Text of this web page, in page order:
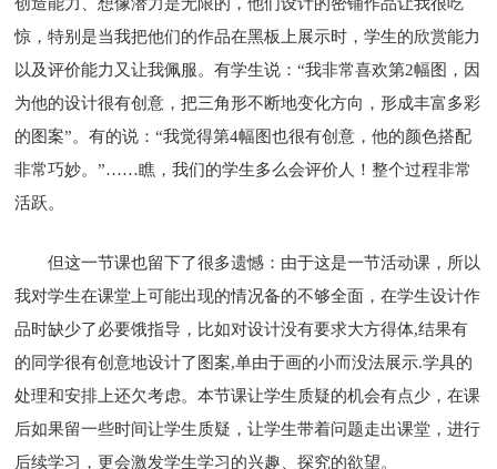
惊，特别是当我把他们的作品在黑板上展示时，学生的欣赏能力
以及评价能力又让我佩服。有学生说：“我非常喜欢第2幅图，因
为他的设计很有创意，把三角形不断地变化方向，形成丰富多彩
的图案”。有的说：“我觉得第4幅图也很有创意，他的颜色搭配
非常巧妙。”……瞧，我们的学生多么会评价人！整个过程非常
活跃。
但这一节课也留下了很多遗憾：由于这是一节活动课，所以
我对学生在课堂上可能出现的情况备的不够全面，在学生设计作
品时缺少了必要饿指导，比如对设计没有要求大方得体,结果有
的同学很有创意地设计了图案,单由于画的小而没法展示.学具的
处理和安排上还欠考虑。本节课让学生质疑的机会有点少，在课
后如果留一些时间让学生质疑，让学生带着问题走出课堂，进行
后续学习，更会激发学生学习的兴趣、探究的欲望。